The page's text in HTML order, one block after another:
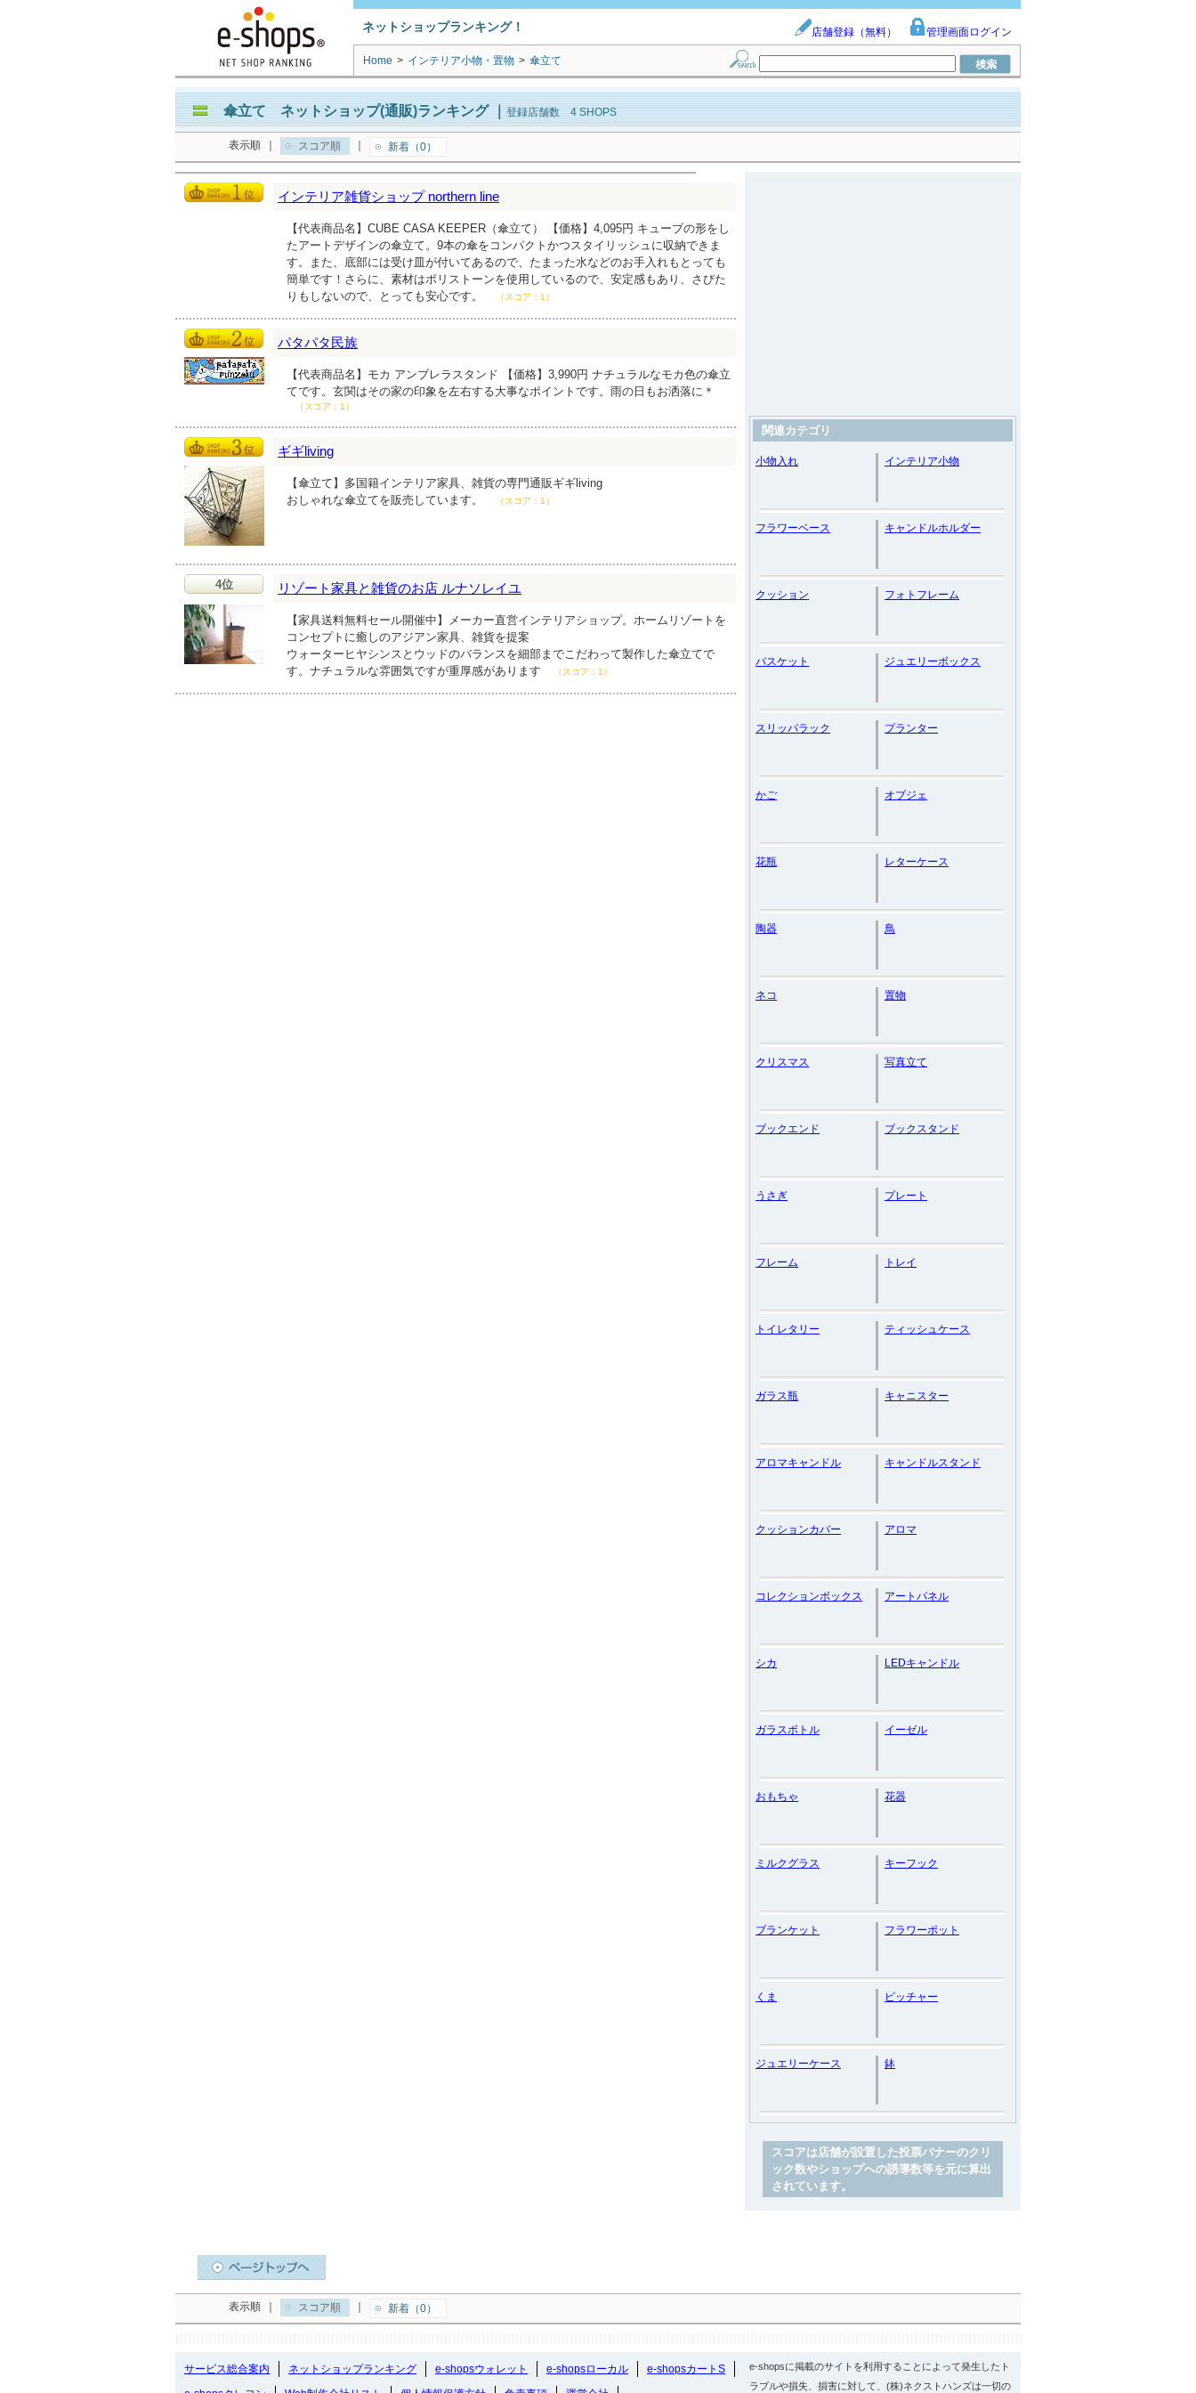
ネットショップランキング！ 店舗登録（無料） 管理画面ログイン
Home > インテリア小物・置物 > 傘立て
傘立て ネットショップ(通販)ランキング｜ 登録店舗数 4 SHOPS
表示順 スコア順 新着（0）
インテリア雑貨ショップ northern line
【代表商品名】CUBE CASA KEEPER（傘立て） 【価格】4,095円 キューブの形をし
たアートデザインの傘立て。9本の傘をコンパクトかつスタイリッシュに収納できま
す。また、底部には受け皿が付いてあるので、たまった水などのお手入れもとっても
簡単です！さらに、素材はポリストーンを使用しているので、安定感もあり、さびた
りもしないので、とっても安心です。
（スコア：1）
パタパタ民族
【代表商品名】モカ アンブレラスタンド 【価格】3,990円 ナチュラルなモカ色の傘立
てです。玄関はその家の印象を左右する大事なポイントです。雨の日もお洒落に＊
（スコア：1）
ギギliving
【傘立て】多国籍インテリア家具、雑貨の専門通販ギギliving
おしゃれな傘立てを販売しています。
（スコア：1）
4位 リゾート家具と雑貨のお店 ルナソレイユ
【家具送料無料セール開催中】メーカー直営インテリアショップ。ホームリゾートを
コンセプトに癒しのアジアン家具、雑貨を提案
ウォーターヒヤシンスとウッドのバランスを細部までこだわって製作した傘立てで
す。ナチュラルな雰囲気ですが重厚感があります
（スコア：1）
関連カテゴリ
小物入れ インテリア小物
フラワーベース キャンドルホルダー
クッション フォトフレーム
バスケット ジュエリーボックス
スリッパラック プランター
かご オブジェ
花瓶 レターケース
陶器 鳥
ネコ 置物
クリスマス 写真立て
ブックエンド ブックスタンド
うさぎ プレート
フレーム トレイ
トイレタリー ティッシュケース
ガラス瓶 キャニスター
アロマキャンドル キャンドルスタンド
クッションカバー アロマ
コレクションボックス アートパネル
シカ LEDキャンドル
ガラスボトル イーゼル
おもちゃ 花器
ミルクグラス キーフック
ブランケット フラワーポット
くま ピッチャー
ジュエリーケース 鉢
スコアは店舗が設置した投票バナーのクリ
ック数やショップへの誘導数等を元に算出
されています。
表示順 スコア順 新着（0）
サービス総合案内 ネットショップランキング e-shopsウォレット e-shopsローカル
e-shopsカートS
e-shopsに掲載のサイトを利用することによって発生したト
ラブルや損失、損害に対して、(株)ネクストハンズは一切の